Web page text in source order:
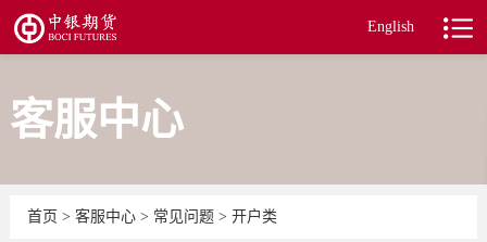
English
客服中心
首页 > 客服中心 > 常见问题> 开户类